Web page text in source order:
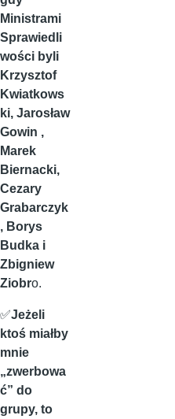
Ministrami
Sprawiedli
wości byli
Krzysztof
Kwiatkows
ki, Jarosław
Gowin ,
Marek
Biernacki,
Cezary
Grabarczyk
, Borys
Budka i
Zbigniew
Ziobro.
✅Jeżeli
ktoś miałby
mnie
„zwerbowa
ć” do
grupy, to